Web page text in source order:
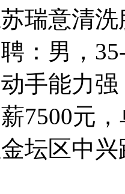
瑞意清
：男，
手能力
7500元
坛区中兴